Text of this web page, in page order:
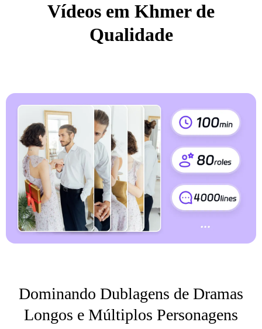
Vídeos em Khmer de
Qualidade
Dominando Dublagens de Dramas
Longos e Múltiplos Personagens